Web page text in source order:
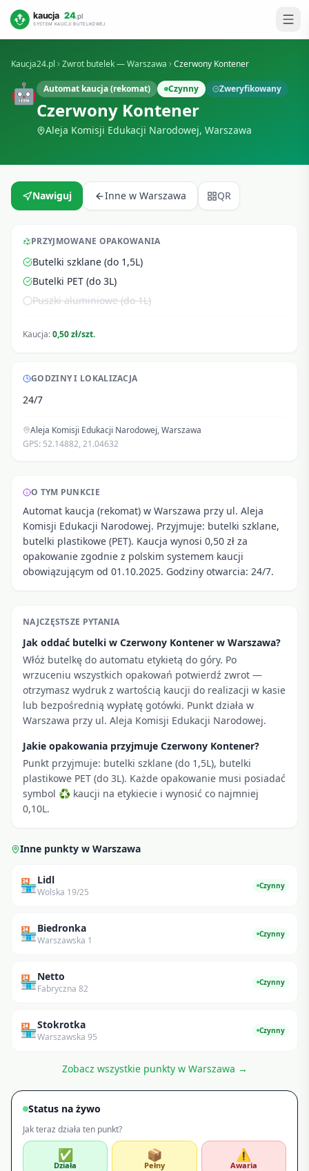
Kaucja24.pl Zwrot butelek —Warszawa Czerwony Kontener
🤖 Automat kaucja (rekomat) Czynny Zweryfikowany
Czerwony Kontener
Aleja Komisji Edukacji Narodowej, Warszawa
Nawiguj Inne w Warszawa QR
PRZYJMOWANE OPAKOWANIA
Butelki szklane (do 1,5L)
Butelki PET (do 3L)
Puszki aluminiowe (do 1L)
Kaucja:0,50 zł/szt.
GODZINY I LOKALIZACJA
24/7
Aleja Komisji Edukacji Narodowej,Warszawa
GPS: 52.14882, 21.04632
O TYM PUNKCIE
Automat kaucja (rekomat) w Warszawa przy ul. Aleja
Komisji Edukacji Narodowej. Przyjmuje: butelki szklane,
butelki plastikowe (PET). Kaucja wynosi 0,50 zł za
opakowanie zgodnie z polskim systemem kaucji
obowiązującym od 01.10.2025. Godziny otwarcia: 24/7.
NAJCZĘSTSZE PYTANIA
Jak oddać butelki w Czerwony Kontener w Warszawa?
Włóż butelkę do automatu etykietą do góry. Po
wrzuceniu wszystkich opakowań potwierdź zwrot —
otrzymasz wydruk z wartością kaucji do realizacji w kasie
lub bezpośrednią wypłatę gotówki. Punkt działa w
Warszawa przy ul. Aleja Komisji Edukacji Narodowej.
Jakie opakowania przyjmuje Czerwony Kontener?
Punkt przyjmuje: butelki szklane (do 1,5L), butelki
plastikowe PET (do 3L). Każde opakowanie musi posiadać
symbol ♻ kaucji na etykiecie i wynosić co najmniej
0,10L.
Inne punkty w Warszawa
🏪Lidl
Wolska 19/25
Czynny
🏪Biedronka
Warszawska 1
Czynny
🏪Netto
Fabryczna 82
Czynny
🏪Stokrotka
Warszawska 95
Czynny
Zobacz wszystkie punkty w Warszawa →
Status na żywo
Jak teraz działa ten punkt?
✅
Działa
📦
Pełny
⚠️
Awaria